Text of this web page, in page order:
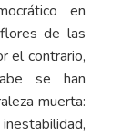
en
de las
el contrario,
se han
muerta: